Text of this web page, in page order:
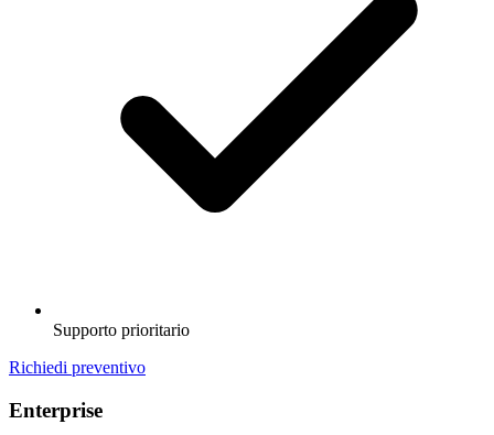
Supporto prioritario
Richiedi preventivo
Enterprise